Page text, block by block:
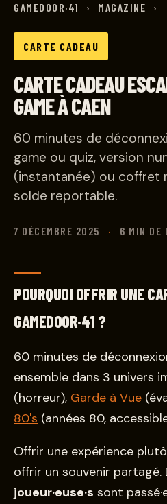
GAMEDOOR·41 › MAGAZINE ›
CARTE CADEAU
CARTE CADEAU
GAME À CAEN
60 minutes de
game ou quiz, version
(instantanée) ou coffret
solde reportable.
7 DÉCEMBRE 2025 · 6 MIN DE
POURQUOI OFFRIR UNE
GAMEDOOR·41 ?
60 minutes de
ensemble dans 3 univers
(horreur), Garde à Vue
80's (années 80,
Offrir une expérience
offrir un souvenir partagé.
joueur·euse·s sont